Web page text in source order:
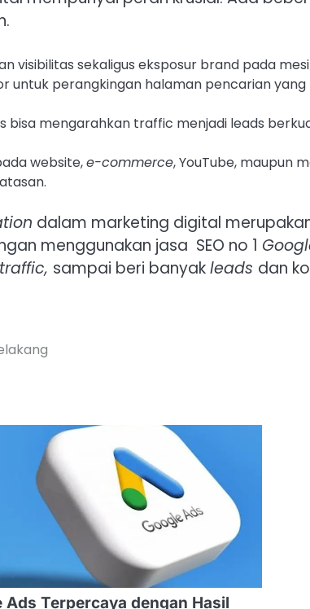
visibilitas sekaligus eksposur brand pada
untuk perangkingan halaman pencarian
bisa mengarahkan traffic menjadi leads
website,e-commerce, YouTube, maupun
dalam marketing digital
menggunakan jasa SEO no 1
sampai beri banyakleads dan
Ads Terpercaya dengan Hasil